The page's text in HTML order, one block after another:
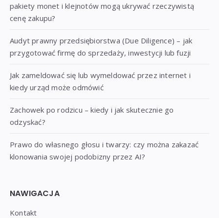
pakiety monet i klejnotów mogą ukrywać rzeczywistą
cenę zakupu?
Audyt prawny przedsiębiorstwa (Due Diligence) – jak
przygotować firmę do sprzedaży, inwestycji lub fuzji
Jak zameldować się lub wymeldować przez internet i
kiedy urząd może odmówić
Zachowek po rodzicu – kiedy i jak skutecznie go
odzyskać?
Prawo do własnego głosu i twarzy: czy można zakazać
klonowania swojej podobizny przez AI?
NAWIGACJA
Kontakt